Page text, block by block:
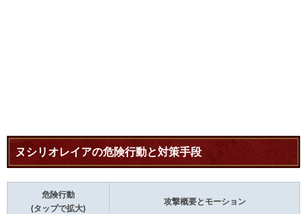
ヌシリオレイアの危険行動と対策手段
危険行動
(タップで拡大)
攻撃概要とモーション